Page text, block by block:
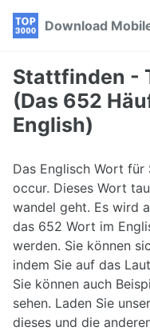
Skip
navigation
Skip
Skip
Download
Stattfinden -
(Das 652
English)
Das Englisch Wort
occur. Dieses Wort
wandel geht. Es wird
das 652 Wort im
werden. Sie können
indem Sie auf das
Sie können auch
sehen. Laden Sie
dieses und die